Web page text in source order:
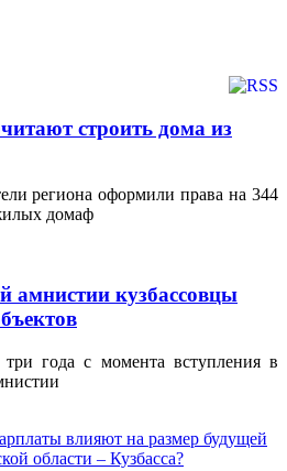
строить дома из
региона оформили права на 344
домаф
амнистии кузбассовцы
года с момента вступления в